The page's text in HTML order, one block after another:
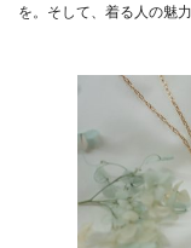
を。そして、着る人の魅